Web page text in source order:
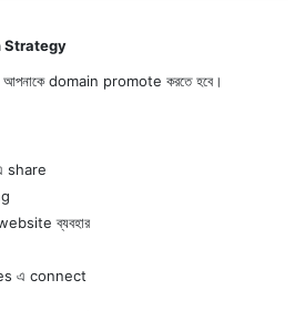
Strategy
domain promote করতে হবে।
share
ব্যবহার
এ connect